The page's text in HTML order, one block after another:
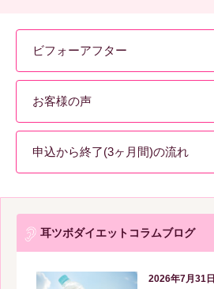
ビフォーアフター
お客様の声
申込から終了(3ヶ月間)の流れ
耳ツボダイエットコラムブログ
2026年7月31日